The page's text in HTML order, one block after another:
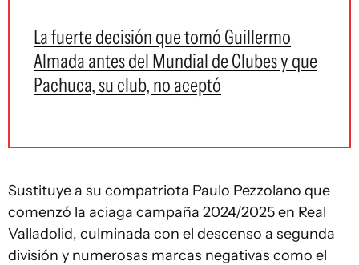
La fuerte decisión que tomó Guillermo
Almada antes del Mundial de Clubes y que
Pachuca, su club, no aceptó
Sustituye a su compatriota Paulo Pezzolano que
comenzó la aciaga campaña 2024/2025 en Real
Valladolid, culminada con el descenso a segunda
división y numerosas marcas negativas como el